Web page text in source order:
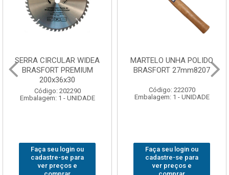
SERRA CIRCULAR WIDEA
BRASFORT PREMIUM
200x36x30
Código: 202290
Embalagem: 1 - UNIDADE
Faça seu login ou
cadastre-se para
ver preços e
MARTELO UNHA POLIDO
BRASFORT 27mm8207
Código: 222070
Embalagem: 1 - UNIDADE
Faça seu login ou
cadastre-se para
ver preços e